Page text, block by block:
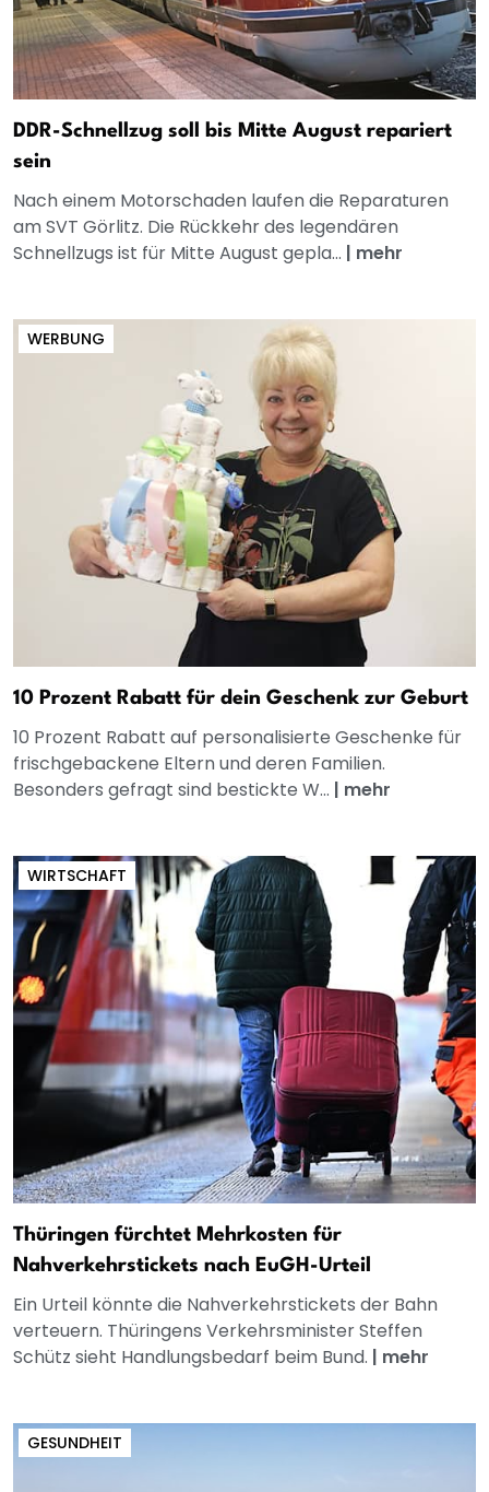
DDR-Schnellzug soll bis Mitte August repariert
sein
Nach einem Motorschaden laufen die Reparaturen
am SVT Görlitz. Die Rückkehr des legendären
Schnellzugs ist für Mitte August gepla... | mehr
WERBUNG
10 Prozent Rabatt für dein Geschenk zur Geburt
10 Prozent Rabatt auf personalisierte Geschenke für
frischgebackene Eltern und deren Familien.
Besonders gefragt sind bestickte W... | mehr
WIRTSCHAFT
Thüringen fürchtet Mehrkosten für
Nahverkehrstickets nach EuGH-Urteil
Ein Urteil könnte die Nahverkehrstickets der Bahn
verteuern. Thüringens Verkehrsminister Steffen
Schütz sieht Handlungsbedarf beim Bund. | mehr
GESUNDHEIT